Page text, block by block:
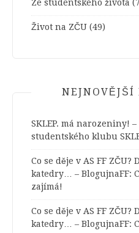
Ze studentského života
Život na ZČU (49)
NEJNOVĚJŠÍ
SKLEP. má narozeniny!
studentského klubu
Co se děje v AS FF ZČU?
katedry… – BlogujnaFF:
zajímá!
Co se děje v AS FF ZČU?
katedry… – BlogujnaFF: